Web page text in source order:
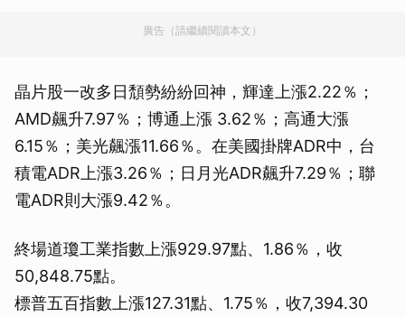
廣告（請繼續閱讀本文）
晶片股一改多日頹勢紛紛回神，輝達上漲2.22％；
AMD飆升7.97％；博通上漲 3.62％；高通大漲
6.15％；美光飆漲11.66％。在美國掛牌ADR中，台
積電ADR上漲3.26％；日月光ADR飆升7.29％；聯
電ADR則大漲9.42％。
終場道瓊工業指數上漲929.97點、1.86％，收
50,848.75點。
標普五百指數上漲127.31點、1.75％，收7,394.30